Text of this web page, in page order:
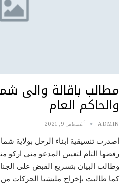
مطالب باقالة والى
والحاكم العام
ADMIN أغسطس 9, 2021
اصدرت تنسيقية ابناء الرحل بولاية
رفضها التام لتعيين المدعو مني اركو
وطالب البيان بتسريع القبض على
كما طالبت بإخراج مليشيا الحركات